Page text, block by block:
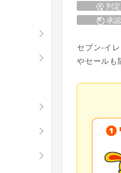
判
承
セブン-イ
やセールも